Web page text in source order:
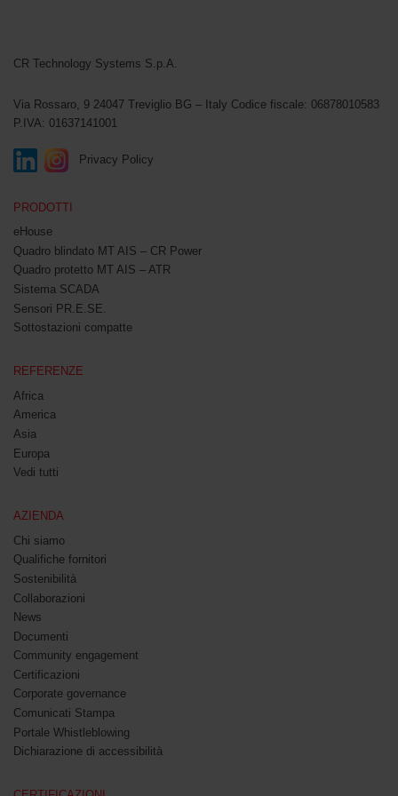
CR Technology Systems S.p.A.
Via Rossaro, 9 24047 Treviglio BG – Italy Codice fiscale: 06878010583
P.IVA: 01637141001
Privacy Policy
PRODOTTI
eHouse
Quadro blindato MT AIS – CR Power
Quadro protetto MT AIS – ATR
Sistema SCADA
Sensori PR.E.SE.
Sottostazioni compatte
REFERENZE
Africa
America
Asia
Europa
Vedi tutti
AZIENDA
Chi siamo
Qualifiche fornitori
Sostenibilità
Collaborazioni
News
Documenti
Community engagement
Certificazioni
Corporate governance
Comunicati Stampa
Portale Whistleblowing
Dichiarazione di accessibilità